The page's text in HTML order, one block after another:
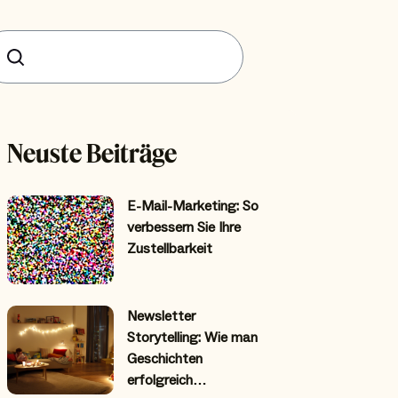
Neuste Beiträge
E-Mail-Marketing: So
verbessern Sie Ihre
Zustellbarkeit
Newsletter
Storytelling: Wie man
Geschichten
erfolgreich…